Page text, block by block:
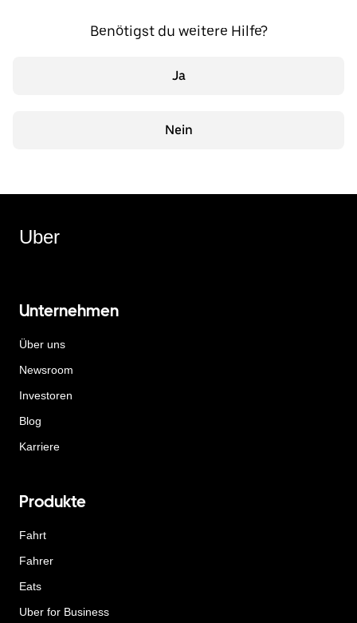
Benötigst du weitere Hilfe?
Ja
Nein
Uber
Unternehmen
Über uns
Newsroom
Investoren
Blog
Karriere
Produkte
Fahrt
Fahrer
Eats
Uber for Business